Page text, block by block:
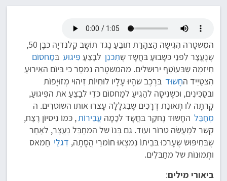
המִשטָרה הִגִישָה הַצהָרַת תוֹבֵעַ נֶגד תוֹשָב קַלנדיָה כּבֶן 50,
שֶנֶעֱצַר לִפנֵי כּשָבוּעַ בּחֲשָד שֶתִכנֵן לבַצֵעַ פִּיגוּע בּמַחסוֹם
חִיזמֶה שֶבּעוֹטֵף ירוּשלים. מהמִשטָרה נִמסַר כי בּיוֹם האֵירוּעַ
הִצטַיֵיד החָשוּד בּרֶכֶב שהָיוּ עָלָיו לוּחִיוֹת זִיהוּי מְזוּיָפוֹת
ובסַכִּינִים, וכשֶנִיסָה להַגִיעַ למַחסוֹם כּדֵי לבַצֵעַ את הפִּיגוּעַ,
קָרתָה לו תְאוּנַת דְרָכִים שֶבִּגלָלָה עָצרוּ אותו השוֹטרִים. ה
מְחַבֵּל החָשוּד נֶחקַר בּחֲשָד לכַמָה עֲבֵירוֹת, כּמוֹ נִיסיוֹן רֶצַח,
קֶשֶר למַעֲשֵׂה טֵרוֹר ועוד. גם בְּנוֹ של המחַבֵּל נֶעֱצַר, לאַחַר
שֶבּחִיפּוּשׂ שֶעָרכוּ בּבֵיתוֹ נִמצְאוּ חוֹמרֵי הֲסָתָה, דִגלֵי חַמאס
ותְמוּנוֹת של מחַבּלִים.
ביאורי מילים: